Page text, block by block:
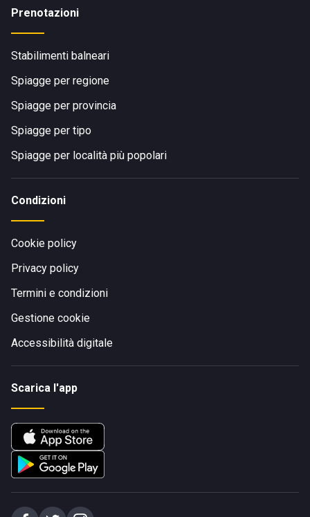
Prenotazioni
Stabilimenti balneari
Spiagge per regione
Spiagge per provincia
Spiagge per tipo
Spiagge per località più popolari
Condizioni
Cookie policy
Privacy policy
Termini e condizioni
Gestione cookie
Accessibilità digitale
Scarica l'app